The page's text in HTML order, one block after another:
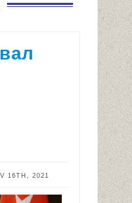
16TH, 2021